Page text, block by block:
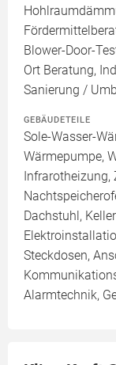
Blower-Door-
Ort Beratung,
Sanierung /
GEBÄUDETEILE
Sole-Wasser-
Wärmepumpe,
Dachstuhl,
Steckdosen,
Alarmtechnik,